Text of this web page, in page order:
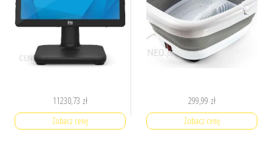
11230,73 zł
Zobacz cenę
299,99 zł
Zobacz cenę